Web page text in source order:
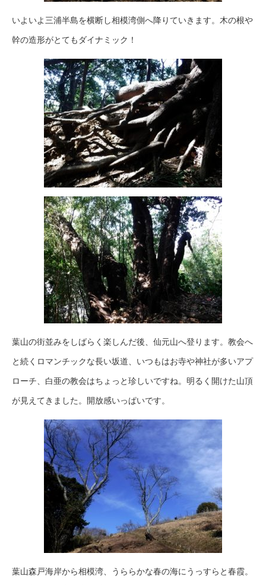
いよいよ三浦半島を横断し相模湾側へ降りていきます。木の根や
幹の造形がとてもダイナミック！
葉山の街並みをしばらく楽しんだ後、仙元山へ登ります。教会へ
と続くロマンチックな長い坂道、いつもはお寺や神社が多いアプ
ローチ、白亜の教会はちょっと珍しいですね。明るく開けた山頂
が見えてきました。開放感いっぱいです。
葉山森戸海岸から相模湾、うららかな春の海にうっすらと春霞。